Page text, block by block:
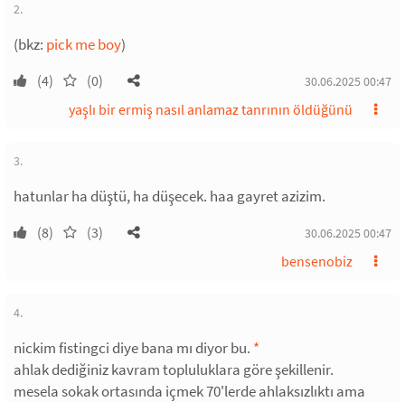
2.
(bkz: pick me boy)
(4) (0) 30.06.2025 00:47
yaşlı bir ermiş nasıl anlamaz tanrının öldüğünü
3.
hatunlar ha düştü, ha düşecek. haa gayret azizim.
(8) (3) 30.06.2025 00:47
bensenobiz
4.
nickim fistingci diye bana mı diyor bu. *
ahlak dediğiniz kavram topluluklara göre şekillenir.
mesela sokak ortasında içmek 70'lerde ahlaksızlıktı ama